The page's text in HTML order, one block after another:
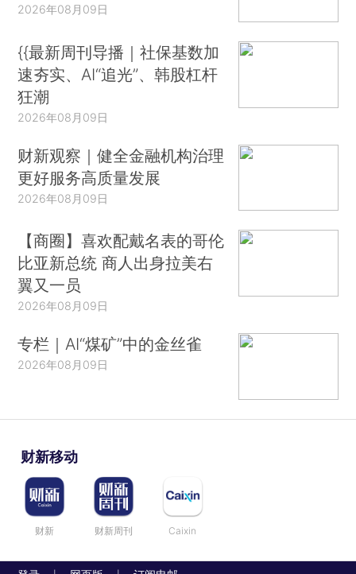
2026年08月09日
{{最新周刊导播｜社保基数加
速夯实、AI“追光”、韩股杠杆
狂潮
2026年08月09日
财新观察｜健全金融机构治理
更好服务高质量发展
2026年08月09日
【商圈】喜欢配戴名表的哥伦
比亚新总统 商人出身拉美右
翼又一员
2026年08月09日
专栏｜AI“煤矿”中的金丝雀
2026年08月09日
财新移动
财新 财新周刊 Caixin